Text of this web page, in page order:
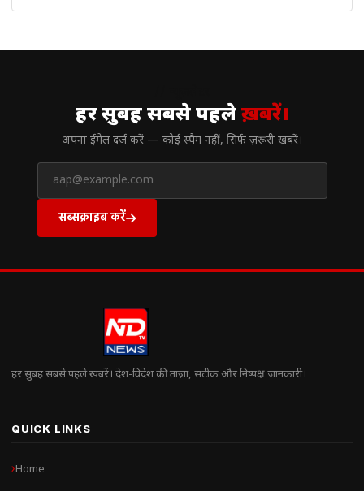
हर सुबह सबसे पहलेख़बरें।
अपना ईमेल दर्ज करें — कोई स्पैम नहीं, सिर्फ ज़रूरी खबरें।
सब्सक्राइब करें
हर सुबह सबसे पहले खबरें। देश-विदेश की ताज़ा, सटीक और निष्पक्ष जानकारी।
QUICK LINKS
Home